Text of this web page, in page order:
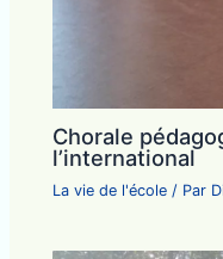
Chorale
l’international
La vie de l'école / Par